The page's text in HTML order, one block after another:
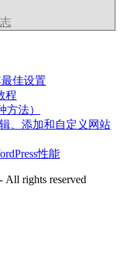
佳设置
程
方法）
、添加和自定义网站
性能
- All rights reserved